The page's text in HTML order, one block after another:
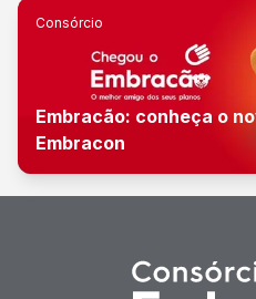
Consórcio
Embracão: conheça o
Embracon